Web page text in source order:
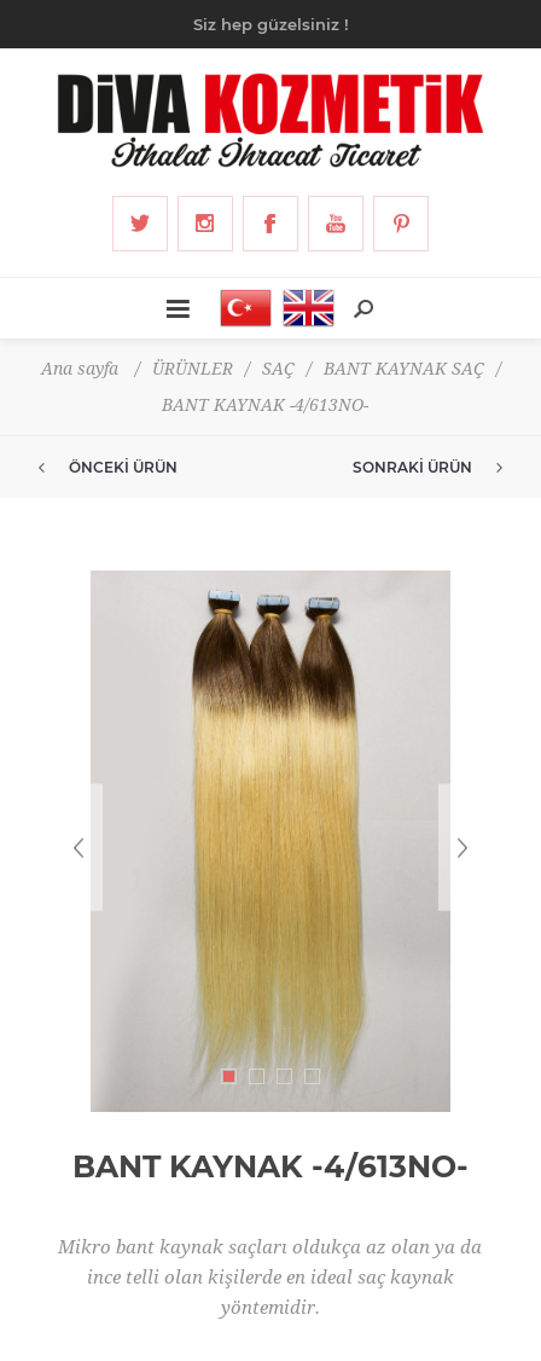
Siz hep güzelsiniz !
Ana sayfa / ÜRÜNLER / SAÇ / BANT KAYNAK SAÇ
/
BANT KAYNAK -4/613NO-
ÖNCEKI ÜRÜN SONRAKI ÜRÜN
BANT KAYNAK -4/613NO-
Mikro bant kaynak saçları oldukça az olan ya da
ince telli olan kişilerde en ideal saç kaynak
yöntemidir.